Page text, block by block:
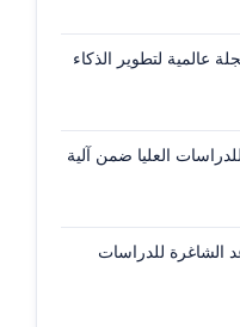
عالمية لتطوير الذكاء
العليا ضمن آلية
الشاغرة للدراسات